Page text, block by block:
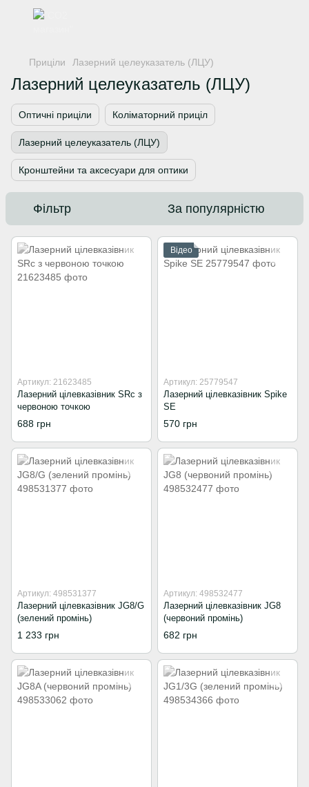
Приціли Лазерний целеуказатель (ЛЦУ)
Лазерний целеуказатель (ЛЦУ)
Оптичні приціли Коліматорний приціл
Лазерний целеуказатель (ЛЦУ)
Кронштейни та аксесуари для оптики
Фільтр За популярністю
Артикул: 21623485
Лазерний цілевказівник SRc з
червоною точкою
688 грн
Відео
Артикул: 25779547
Лазерний цілевказівник Spike
SE
570 грн
Артикул: 498531377
Лазерний цілевказівник JG8/G
(зелений промінь)
1 233 грн
Артикул: 498532477
Лазерний цілевказівник JG8
(червоний промінь)
682 грн